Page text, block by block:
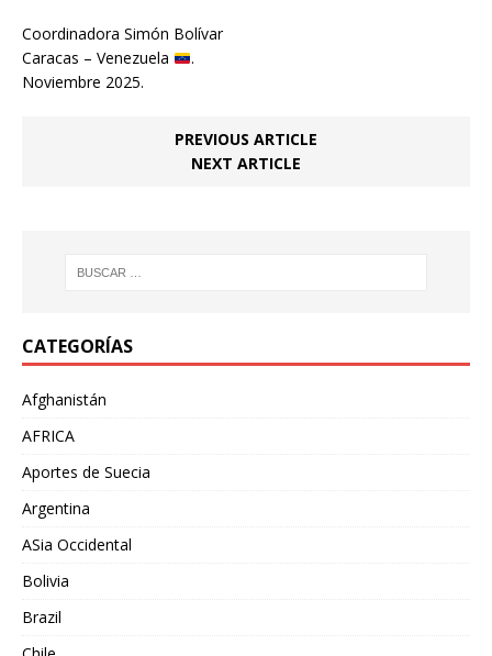
Coordinadora Simón Bolívar
Caracas – Venezuela
.
Noviembre 2025.
PREVIOUS ARTICLE
NEXT ARTICLE
CATEGORÍAS
Afghanistán
AFRICA
Aportes de Suecia
Argentina
ASia Occidental
Bolivia
Brazil